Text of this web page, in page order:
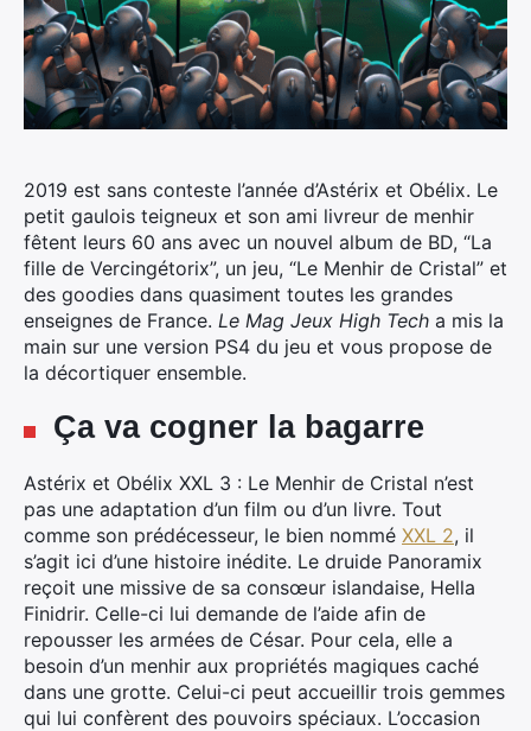
2019 est sans conteste l’année d’Astérix et Obélix. Le
petit gaulois teigneux et son ami livreur de menhir
fêtent leurs 60 ans avec un nouvel album de BD, “La
fille de Vercingétorix”, un jeu, “Le Menhir de Cristal” et
des goodies dans quasiment toutes les grandes
enseignes de France. Le Mag Jeux High Tech a mis la
main sur une version PS4 du jeu et vous propose de
la décortiquer ensemble.
Ça va cogner la bagarre
Astérix et Obélix XXL 3 : Le Menhir de Cristal n’est
pas une adaptation d’un film ou d’un livre. Tout
comme son prédécesseur, le bien nommé XXL 2, il
s’agit ici d’une histoire inédite. Le druide Panoramix
reçoit une missive de sa consœur islandaise, Hella
Finidrir. Celle-ci lui demande de l’aide afin de
repousser les armées de César. Pour cela, elle a
besoin d’un menhir aux propriétés magiques caché
dans une grotte. Celui-ci peut accueillir trois gemmes
qui lui confèrent des pouvoirs spéciaux. L’occasion